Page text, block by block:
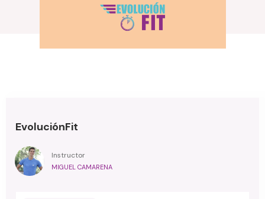
EvoluciónFit
Instructor
MIGUEL CAMARENA